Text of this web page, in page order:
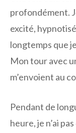
profondément.
excité,
longtemps que
Mon tour avec
m’envoient au
Pendant de
heure, je n’ai